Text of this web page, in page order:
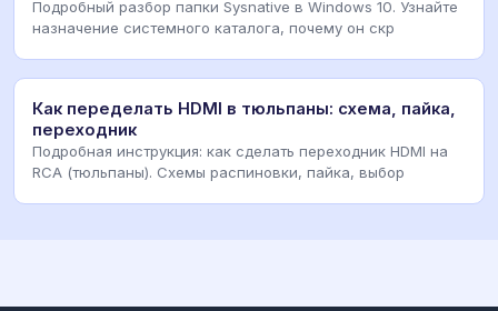
Подробный разбор папки Sysnative в Windows 10. Узнайте
назначение системного каталога, почему он скр
Как переделать HDMI в тюльпаны: схема, пайка,
переходник
Подробная инструкция: как сделать переходник HDMI на
RCA (тюльпаны). Схемы распиновки, пайка, выбор